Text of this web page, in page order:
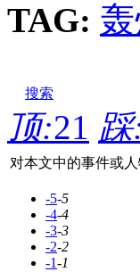
TAG:
搜索
顶:21 踩
对本文中的事件或
-5-5
-4-4
-3-3
-2-2
-1-1